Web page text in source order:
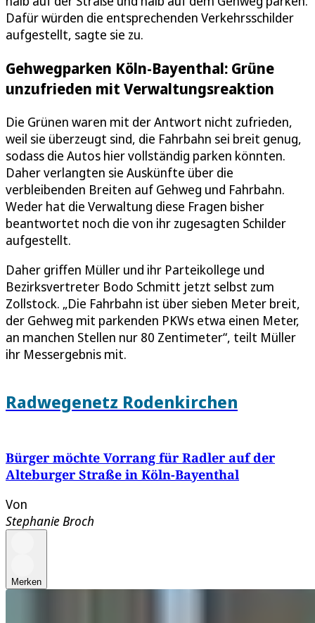
Dafür würden die entsprechenden Verkehrsschilder
aufgestellt, sagte sie zu.
Gehwegparken Köln-Bayenthal: Grüne
unzufrieden mit Verwaltungsreaktion
Die Grünen waren mit der Antwort nicht zufrieden,
weil sie überzeugt sind, die Fahrbahn sei breit genug,
sodass die Autos hier vollständig parken könnten.
Daher verlangten sie Auskünfte über die
verbleibenden Breiten auf Gehweg und Fahrbahn.
Weder hat die Verwaltung diese Fragen bisher
beantwortet noch die von ihr zugesagten Schilder
aufgestellt.
Daher griffen Müller und ihr Parteikollege und
Bezirksvertreter Bodo Schmitt jetzt selbst zum
Zollstock. „Die Fahrbahn ist über sieben Meter breit,
der Gehweg mit parkenden PKWs etwa einen Meter,
an manchen Stellen nur 80 Zentimeter“, teilt Müller
ihr Messergebnis mit.
Radwegenetz Rodenkirchen
Bürger möchte Vorrang für Radler auf der
Alteburger Straße in Köln-Bayenthal
Von
Stephanie Broch
Merken